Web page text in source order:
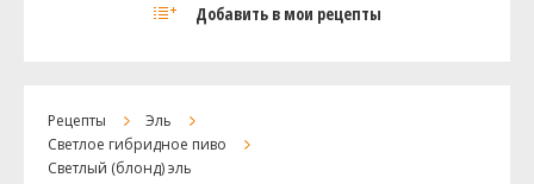
Добавить в мои рецепты
Viking malt Pale Ale
Хмель
Ист Кент Голдингc (East Kent Golding)
Рецепты
Эль
Светлое гибридное пиво
Светлый (блонд) эль